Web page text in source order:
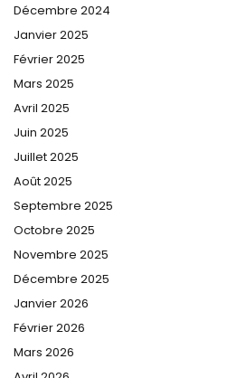
Décembre 2024
Janvier 2025
Février 2025
Mars 2025
Avril 2025
Juin 2025
Juillet 2025
Août 2025
Septembre 2025
Octobre 2025
Novembre 2025
Décembre 2025
Janvier 2026
Février 2026
Mars 2026